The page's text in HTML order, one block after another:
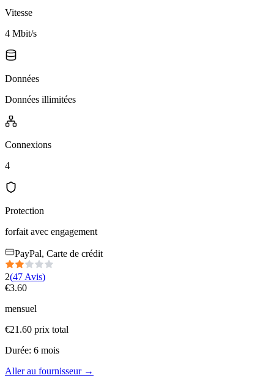
Vitesse
4 Mbit/s
Données
Données illimitées
Connexions
4
Protection
forfait avec engagement
PayPal, Carte de crédit
2(47 Avis)
€3.60
mensuel
€21.60 prix total
Durée: 6 mois
Aller au fournisseur→